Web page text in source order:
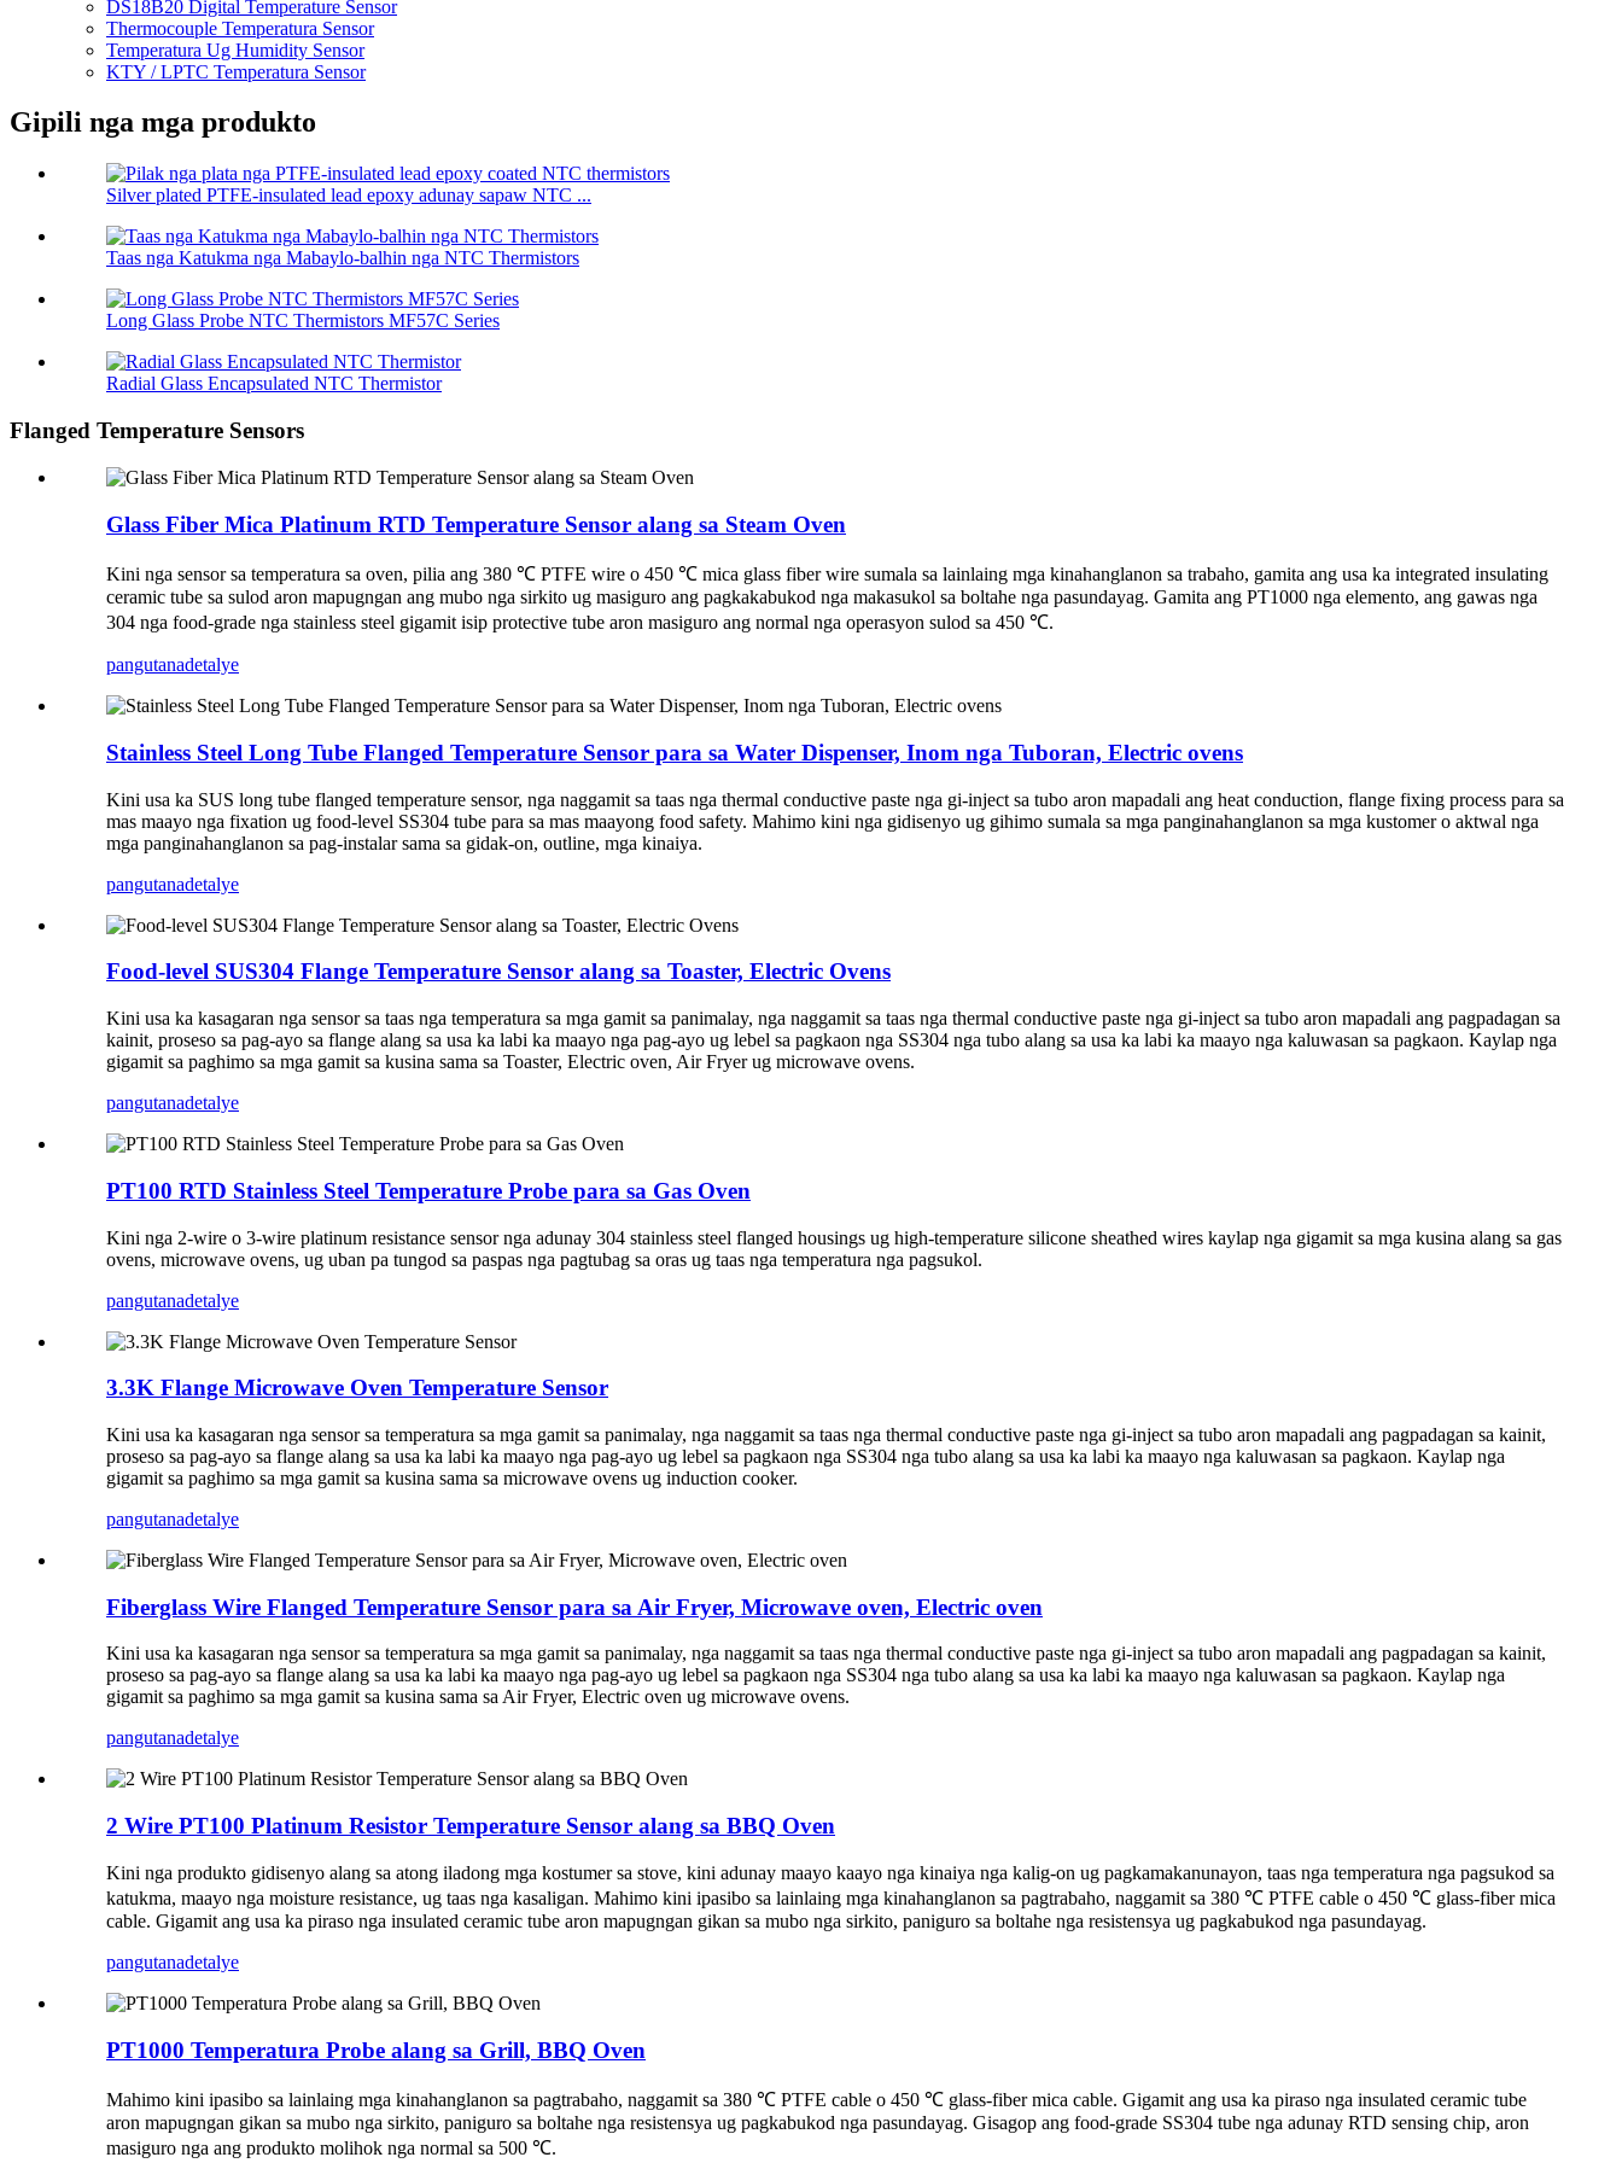
DS18B20 Digital Temperature Sensor
Thermocouple Temperatura Sensor
Temperatura Ug Humidity Sensor
KTY / LPTC Temperatura Sensor
Gipili nga mga produkto
Silver plated PTFE-insulated lead epoxy adunay sapaw NTC ...
Taas nga Katukma nga Mabaylo-balhin nga NTC Thermistors
Long Glass Probe NTC Thermistors MF57C Series
Radial Glass Encapsulated NTC Thermistor
Flanged Temperature Sensors
Glass Fiber Mica Platinum RTD Temperature Sensor alang sa Steam Oven
Kini nga sensor sa temperatura sa oven, pilia ang 380 ℃ PTFE wire o 450 ℃ mica glass fiber wire sumala sa lainlaing mga kinahanglanon sa trabaho, gamita ang usa ka integrated insulating
ceramic tube sa sulod aron mapugngan ang mubo nga sirkito ug masiguro ang pagkakabukod nga makasukol sa boltahe nga pasundayag. Gamita ang PT1000 nga elemento, ang gawas nga
304 nga food-grade nga stainless steel gigamit isip protective tube aron masiguro ang normal nga operasyon sulod sa 450 ℃.
pangutanadetalye
Stainless Steel Long Tube Flanged Temperature Sensor para sa Water Dispenser, Inom nga Tuboran, Electric ovens
Kini usa ka SUS long tube flanged temperature sensor, nga naggamit sa taas nga thermal conductive paste nga gi-inject sa tubo aron mapadali ang heat conduction, flange fixing process para sa
mas maayo nga fixation ug food-level SS304 tube para sa mas maayong food safety. Mahimo kini nga gidisenyo ug gihimo sumala sa mga panginahanglanon sa mga kustomer o aktwal nga
mga panginahanglanon sa pag-instalar sama sa gidak-on, outline, mga kinaiya.
pangutanadetalye
Food-level SUS304 Flange Temperature Sensor alang sa Toaster, Electric Ovens
Kini usa ka kasagaran nga sensor sa taas nga temperatura sa mga gamit sa panimalay, nga naggamit sa taas nga thermal conductive paste nga gi-inject sa tubo aron mapadali ang pagpadagan sa
kainit, proseso sa pag-ayo sa flange alang sa usa ka labi ka maayo nga pag-ayo ug lebel sa pagkaon nga SS304 nga tubo alang sa usa ka labi ka maayo nga kaluwasan sa pagkaon. Kaylap nga
gigamit sa paghimo sa mga gamit sa kusina sama sa Toaster, Electric oven, Air Fryer ug microwave ovens.
pangutanadetalye
PT100 RTD Stainless Steel Temperature Probe para sa Gas Oven
Kini nga 2-wire o 3-wire platinum resistance sensor nga adunay 304 stainless steel flanged housings ug high-temperature silicone sheathed wires kaylap nga gigamit sa mga kusina alang sa gas
ovens, microwave ovens, ug uban pa tungod sa paspas nga pagtubag sa oras ug taas nga temperatura nga pagsukol.
pangutanadetalye
3.3K Flange Microwave Oven Temperature Sensor
Kini usa ka kasagaran nga sensor sa temperatura sa mga gamit sa panimalay, nga naggamit sa taas nga thermal conductive paste nga gi-inject sa tubo aron mapadali ang pagpadagan sa kainit,
proseso sa pag-ayo sa flange alang sa usa ka labi ka maayo nga pag-ayo ug lebel sa pagkaon nga SS304 nga tubo alang sa usa ka labi ka maayo nga kaluwasan sa pagkaon. Kaylap nga
gigamit sa paghimo sa mga gamit sa kusina sama sa microwave ovens ug induction cooker.
pangutanadetalye
Fiberglass Wire Flanged Temperature Sensor para sa Air Fryer, Microwave oven, Electric oven
Kini usa ka kasagaran nga sensor sa temperatura sa mga gamit sa panimalay, nga naggamit sa taas nga thermal conductive paste nga gi-inject sa tubo aron mapadali ang pagpadagan sa kainit,
proseso sa pag-ayo sa flange alang sa usa ka labi ka maayo nga pag-ayo ug lebel sa pagkaon nga SS304 nga tubo alang sa usa ka labi ka maayo nga kaluwasan sa pagkaon. Kaylap nga
gigamit sa paghimo sa mga gamit sa kusina sama sa Air Fryer, Electric oven ug microwave ovens.
pangutanadetalye
2 Wire PT100 Platinum Resistor Temperature Sensor alang sa BBQ Oven
Kini nga produkto gidisenyo alang sa atong iladong mga kostumer sa stove, kini adunay maayo kaayo nga kinaiya nga kalig-on ug pagkamakanunayon, taas nga temperatura nga pagsukod sa
katukma, maayo nga moisture resistance, ug taas nga kasaligan. Mahimo kini ipasibo sa lainlaing mga kinahanglanon sa pagtrabaho, naggamit sa 380 ℃ PTFE cable o 450 ℃ glass-fiber mica
cable. Gigamit ang usa ka piraso nga insulated ceramic tube aron mapugngan gikan sa mubo nga sirkito, paniguro sa boltahe nga resistensya ug pagkabukod nga pasundayag.
pangutanadetalye
PT1000 Temperatura Probe alang sa Grill, BBQ Oven
Mahimo kini ipasibo sa lainlaing mga kinahanglanon sa pagtrabaho, naggamit sa 380 ℃ PTFE cable o 450 ℃ glass-fiber mica cable. Gigamit ang usa ka piraso nga insulated ceramic tube
aron mapugngan gikan sa mubo nga sirkito, paniguro sa boltahe nga resistensya ug pagkabukod nga pasundayag. Gisagop ang food-grade SS304 tube nga adunay RTD sensing chip, aron
masiguro nga ang produkto molihok nga normal sa 500 ℃.